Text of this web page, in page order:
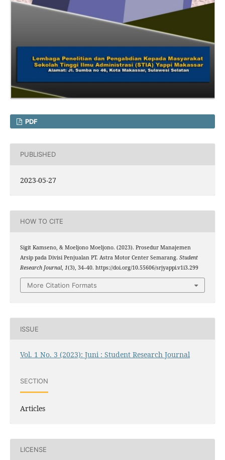
PDF
PUBLISHED
2023-05-27
HOW TO CITE
Sigit Kamseno, & Moeljono Moeljono. (2023). Prosedur Manajemen
Arsip pada Divisi Penjualan PT. Astra Motor Center Semarang. Student
Research Journal, 1(3), 34–40. https://doi.org/10.55606/srjyappi.v1i3.299
More Citation Formats
ISSUE
Vol. 1 No. 3 (2023): Juni : Student Research Journal
SECTION
Articles
LICENSE